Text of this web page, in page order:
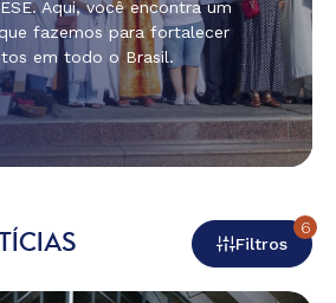
Aqui, você encontra um
fazemos para fortalecer
em todo o Brasil.
Filtros
6